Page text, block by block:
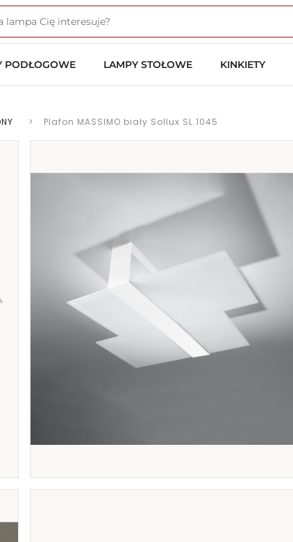
PODŁOGOWE LAMPY STOŁOWE KINKIETY
> Plafon MASSIMO biały Sollux SL.1045